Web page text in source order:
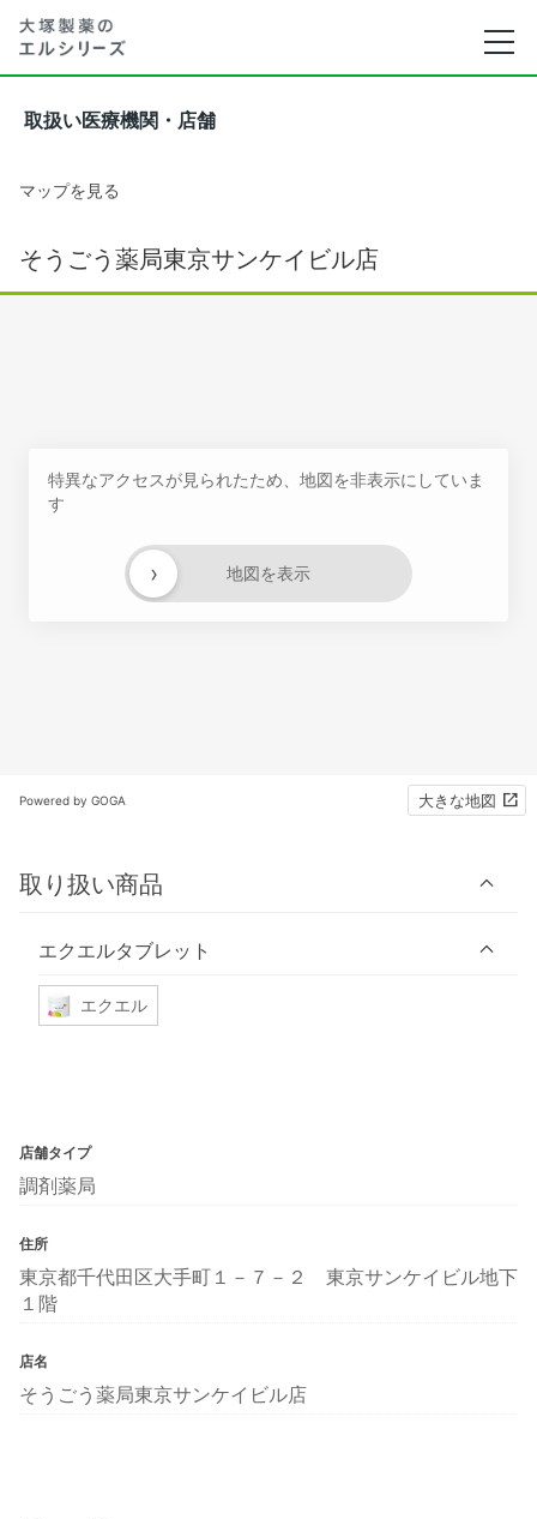
取扱い医療機関・店舗
マップを見る
そうごう薬局東京サンケイビル店
特異なアクセスが見られたため、地図を非表示にしていま
す
地図を表示
›
Powered by GOGA 大きな地図
取り扱い商品
エクエルタブレット
エクエル
店舗タイプ
調剤薬局
住所
東京都千代田区大手町１－７－２ 東京サンケイビル地下
１階
店名
そうごう薬局東京サンケイビル店